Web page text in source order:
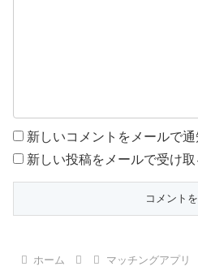
新しいコメントをメールで通
新しい投稿をメールで受け取
ホーム マッチングアプリ